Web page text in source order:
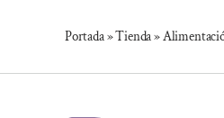
Portada»Tienda»